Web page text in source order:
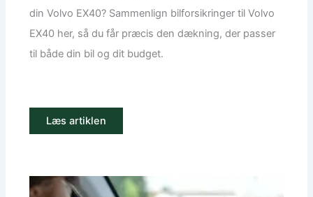
din Volvo EX40? Sammenlign bilforsikringer til Volvo
EX40 her, så du får præcis den dækning, der passer
til både din bil og dit budget.
Læs artiklen